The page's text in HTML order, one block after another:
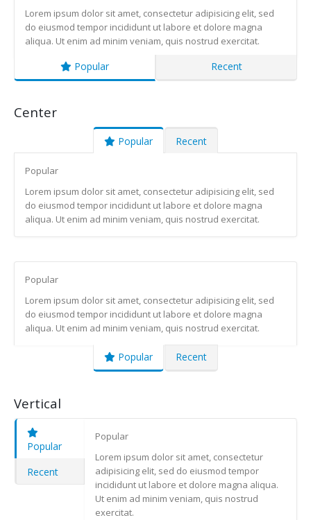
Lorem ipsum dolor sit amet, consectetur adipisicing elit, sed
do eiusmod tempor incididunt ut labore et dolore magna
aliqua. Ut enim ad minim veniam, quis nostrud exercitat.
Popular Recent
Center
Popular Recent
Popular
Lorem ipsum dolor sit amet, consectetur adipisicing elit, sed
do eiusmod tempor incididunt ut labore et dolore magna
aliqua. Ut enim ad minim veniam, quis nostrud exercitat.
Popular
Lorem ipsum dolor sit amet, consectetur adipisicing elit, sed
do eiusmod tempor incididunt ut labore et dolore magna
aliqua. Ut enim ad minim veniam, quis nostrud exercitat.
Popular Recent
Vertical
Popular
Recent
Popular
Lorem ipsum dolor sit amet, consectetur
adipisicing elit, sed do eiusmod tempor
incididunt ut labore et dolore magna aliqua.
Ut enim ad minim veniam, quis nostrud
exercitat.